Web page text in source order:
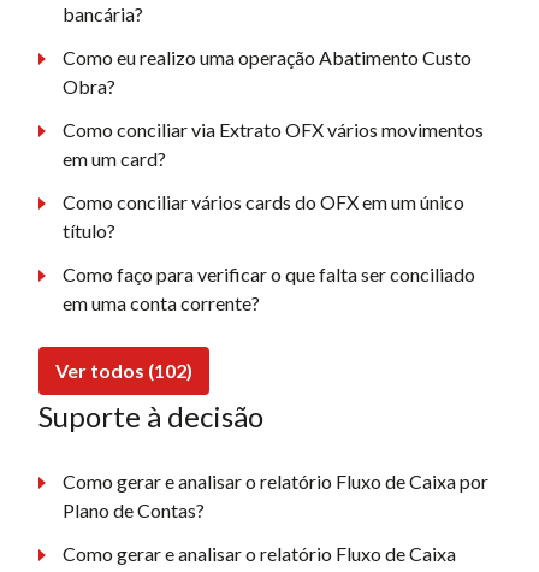
bancária?
Como eu realizo uma operação Abatimento Custo
Obra?
Como conciliar via Extrato OFX vários movimentos
em um card?
Como conciliar vários cards do OFX em um único
título?
Como faço para verificar o que falta ser conciliado
em uma conta corrente?
Ver todos (102)
Suporte à decisão
Como gerar e analisar o relatório Fluxo de Caixa por
Plano de Contas?
Como gerar e analisar o relatório Fluxo de Caixa